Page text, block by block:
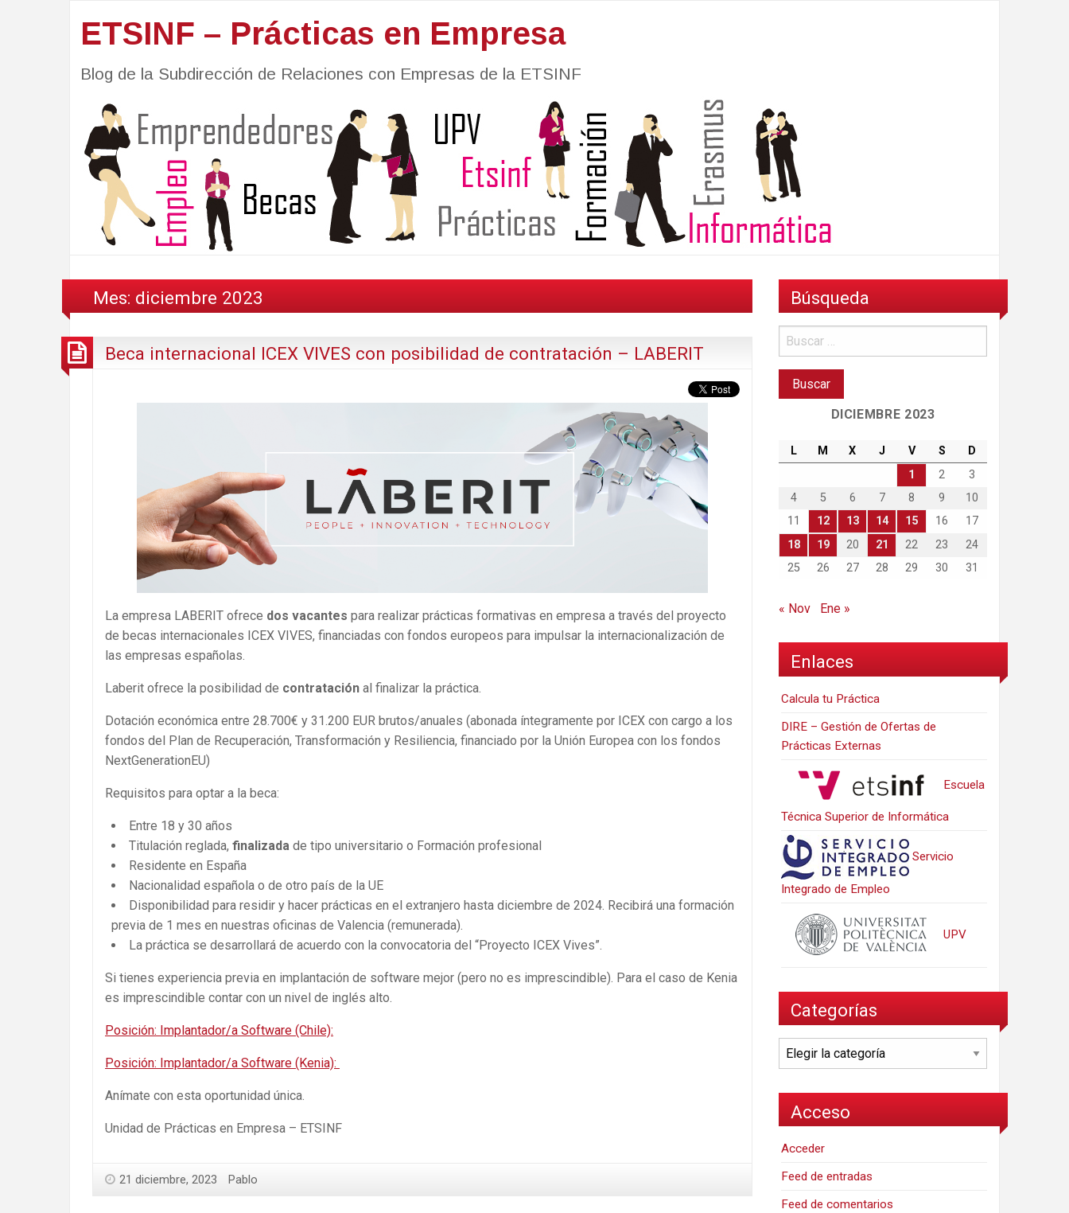
ETSINF – Prácticas en Empresa
Blog de la Subdirección de Relaciones con Empresas de la ETSINF
Mes: diciembre 2023
Beca internacional ICEX VIVES con posibilidad de contratación – LABERIT
La empresa LABERIT ofrece dos vacantes para realizar prácticas formativas en empresa a través del proyecto
de becas internacionales ICEX VIVES, financiadas con fondos europeos para impulsar la internacionalización de
las empresas españolas.
Laberit ofrece la posibilidad de contratación al finalizar la práctica.
Dotación económica entre 28.700€ y 31.200 EUR brutos/anuales (abonada íntegramente por ICEX con cargo a los
fondos del Plan de Recuperación, Transformación y Resiliencia, financiado por la Unión Europea con los fondos
NextGenerationEU)
Requisitos para optar a la beca:
Entre 18 y 30 años
Titulación reglada, finalizada de tipo universitario o Formación profesional
Residente en España
Nacionalidad española o de otro país de la UE
Disponibilidad para residir y hacer prácticas en el extranjero hasta diciembre de 2024. Recibirá una formación
previa de 1 mes en nuestras oficinas de Valencia (remunerada).
La práctica se desarrollará de acuerdo con la convocatoria del “Proyecto ICEX Vives”.
Si tienes experiencia previa en implantación de software mejor (pero no es imprescindible). Para el caso de Kenia
es imprescindible contar con un nivel de inglés alto.
Posición: Implantador/a Software (Chile):
Posición: Implantador/a Software (Kenia):
Anímate con esta oportunidad única.
Unidad de Prácticas en Empresa – ETSINF
21 diciembre, 2023 Pablo
Búsqueda
DICIEMBRE 2023
L M X J V S
D
1
2
3
4
5 6 7 8 9
10
11
12 13 14 15 16
17
18
19 20 21 22 23
24
25
26 27 28 29 30 31
« Nov Ene »
Enlaces
Calcula tu Práctica
DIRE – Gestión de Ofertas de
Prácticas Externas
Escuela
Técnica Superior de Informática
Servicio
Integrado de Empleo
UPV
Categorías
Categorías
Acceso
Acceder
Feed de entradas
Feed de comentarios